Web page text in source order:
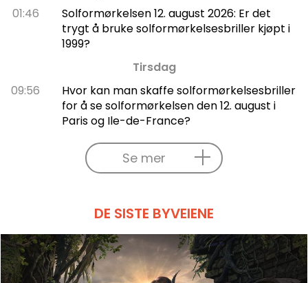
01:46
Solformørkelsen 12. august 2026: Er det
trygt å bruke solformørkelsesbriller kjøpt i
1999?
Tirsdag
09:56
Hvor kan man skaffe solformørkelsesbriller
for å se solformørkelsen den 12. august i
Paris og Ile-de-France?
Se mer
DE SISTE BYVEIENE